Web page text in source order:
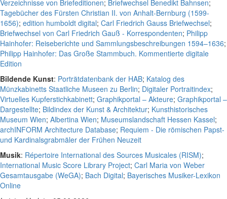
Verzeichnisse von Briefeditionen; Briefwechsel Benedikt Bahnsen;
Tagebücher des Fürsten Christian II. von Anhalt-Bernburg (1599-
1656); edition humboldt digital; Carl Friedrich Gauss Briefwechsel;
Briefwechsel von Carl Friedrich Gauß - Korrespondenten; Philipp
Hainhofer: Reiseberichte und Sammlungsbeschreibungen 1594–1636;
Philipp Hainhofer: Das Große Stammbuch. Kommentierte digitale
Edition
Bildende Kunst: Porträtdatenbank der HAB; Katalog des
Münzkabinetts Staatliche Museen zu Berlin; Digitaler Portraitindex;
Virtuelles Kupferstichkabinett; Graphikportal – Akteure; Graphikportal –
Dargestellte; Bildindex der Kunst & Architektur; Kunsthistorisches
Museum Wien; Albertina Wien; Museumslandschaft Hessen Kassel;
archINFORM Architecture Database; Requiem - Die römischen Papst-
und Kardinalsgrabmäler der Frühen Neuzeit
Musik: Répertoire International des Sources Musicales (RISM);
International Music Score Library Project; Carl Maria von Weber
Gesamtausgabe (WeGA); Bach Digital; Bayerisches Musiker-Lexikon
Online